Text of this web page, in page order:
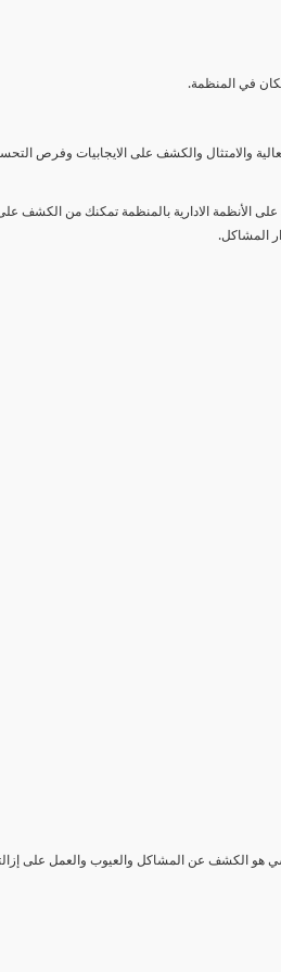
في المنظمة.
والامتثال والكشف على الايجابيات وفرص
الأنظمة الادارية بالمنظمة تمكنك من الكشف
المشاكل.
هو الكشف عن المشاكل والعيوب والعمل على